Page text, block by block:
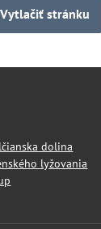
Vytlačiť stránku
dolina
lyžovania